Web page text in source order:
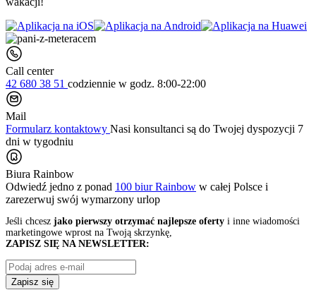
Call center
42 680 38 51 codziennie w godz. 8:00-22:00
Mail
Formularz kontaktowy Nasi konsultanci są do Twojej dyspozycji 7
dni w tygodniu
Biura Rainbow
Odwiedź jedno z ponad 100 biur Rainbow w całej Polsce i
zarezerwuj swój wymarzony urlop
Jeśli chcesz jako pierwszy otrzymać najlepsze oferty i inne wiadomości
marketingowe wprost na Twoją skrzynkę,
ZAPISZ SIĘ NA NEWSLETTER:
Zapisz się